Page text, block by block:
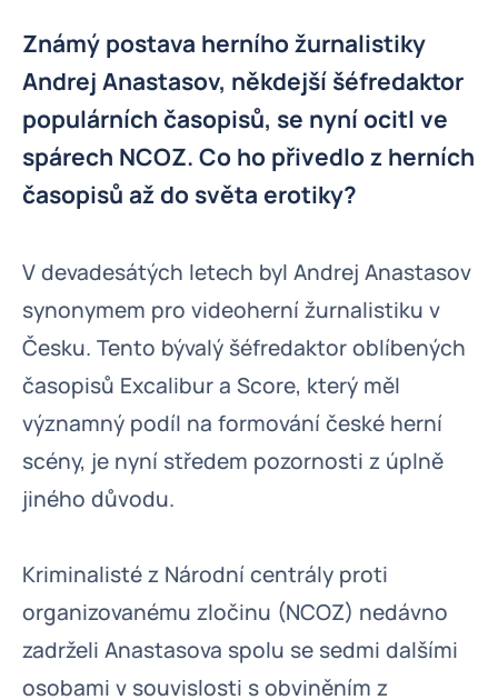
Známý postava herního žurnalistiky
Andrej Anastasov, někdejší šéfredaktor
populárních časopisů, se nyní ocitl ve
spárech NCOZ. Co ho přivedlo z herních
časopisů až do světa erotiky?
V devadesátých letech byl Andrej Anastasov
synonymem pro videoherní žurnalistiku v
Česku. Tento bývalý šéfredaktor oblíbených
časopisů Excalibur a Score, který měl
významný podíl na formování české herní
scény, je nyní středem pozornosti z úplně
jiného důvodu.
Kriminalisté z Národní centrály proti
organizovanému zločinu (NCOZ) nedávno
zadrželi Anastasova spolu se sedmi dalšími
osobami v souvislosti s obviněním z